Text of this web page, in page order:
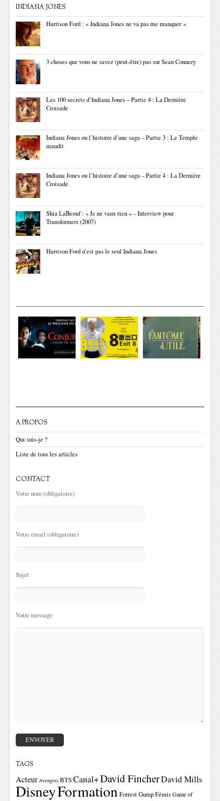
INDIANA JONES
Harrison Ford : « Indiana Jones ne va pas me manquer »
3 choses que vous ne savez (peut-être) pas sur Sean Connery
Les 100 secrets d’Indiana Jones – Partie 4 : La Dernière
Croisade
Indiana Jones ou l’histoire d’une saga – Partie 3 : Le Temple
maudit
Indiana Jones ou l’histoire d’une saga – Partie 4 : La Dernière
Croisade
Shia LaBeouf : « Je ne vaux rien » – Interview pour
Transformers (2007)
Harrison Ford n’est pas le seul Indiana Jones
A PROPOS
Qui suis-je ?
Liste de tous les articles
CONTACT
Votre nom (obligatoire)
Votre email (obligatoire)
Sujet
Votre message
TAGS
Acteur Avengers BTSCanal+David FincherDavid Mills
DisneyFormationForrest GumpFémis Game of